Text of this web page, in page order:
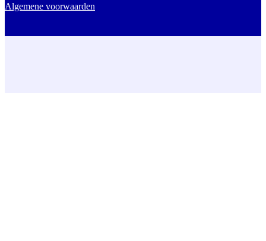
Algemene voorwaarden